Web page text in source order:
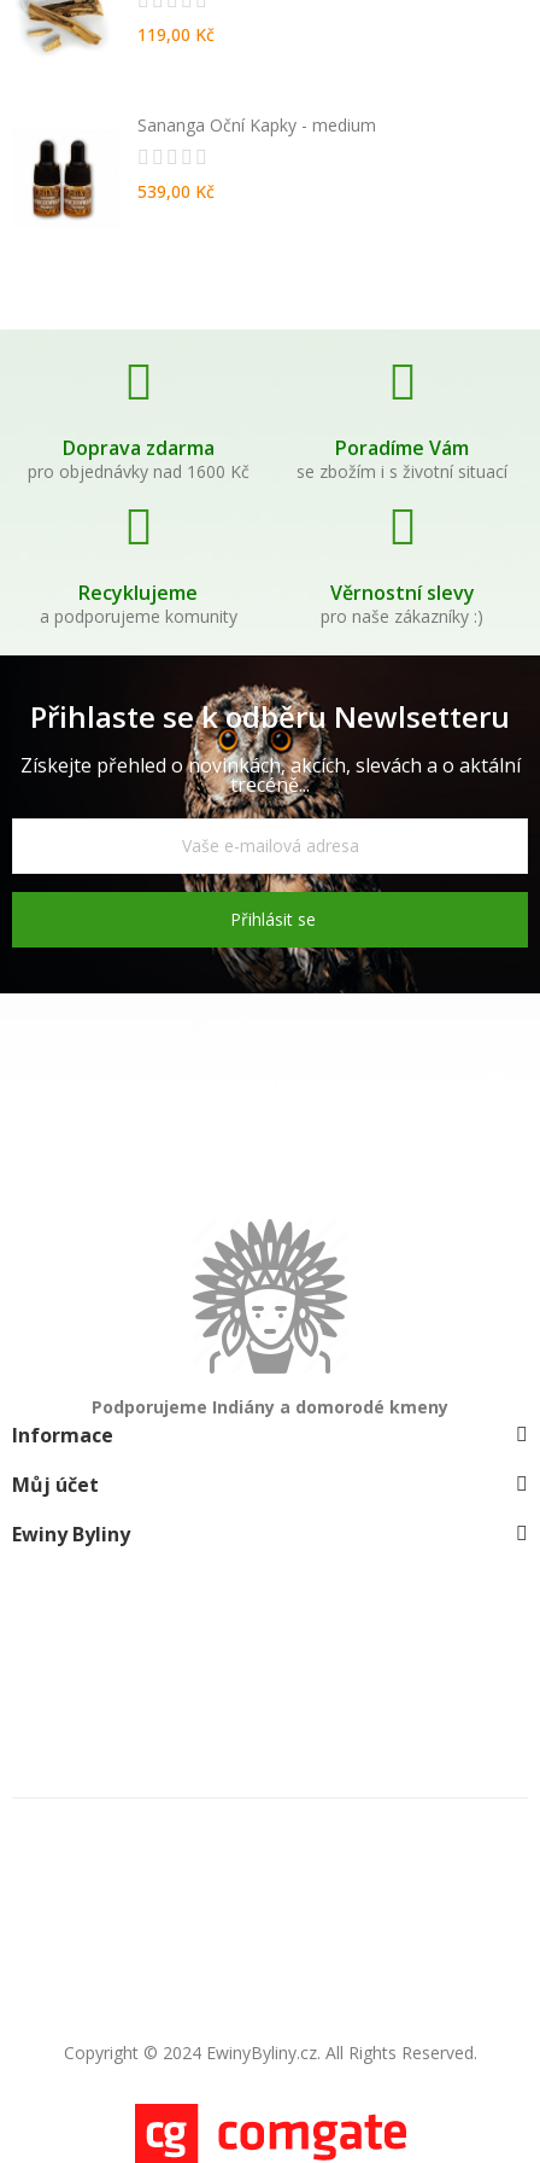
119,00 Kč
Sananga Oční Kapky - medium
539,00 Kč
Doprava zdarma
pro objednávky nad 1600 Kč
Poradíme Vám
se zbožím i s životní situací
Recyklujeme
a podporujeme komunity
Věrnostní slevy
pro naše zákazníky :)
Přihlaste se k odběru Newlsetteru
Získejte přehled o novinkách, akcích, slevách a o aktální
trecéně...
Přihlásit se
Podporujeme Indiány a domorodé kmeny
Informace
Můj účet
Ewiny Byliny
Copyright © 2024 EwinyByliny.cz. All Rights Reserved.